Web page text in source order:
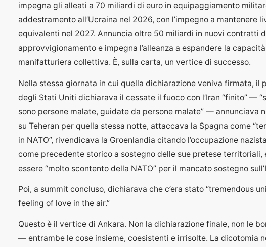
impegna gli alleati a 70 miliardi di euro in equipaggiamento
addestramento all’Ucraina nel 2026, con l’impegno a mantenere
equivalenti nel 2027. Annuncia oltre 50 miliardi in nuovi contratti
approvvigionamento e impegna l’alleanza a espandere la capacità
manifatturiera collettiva. È, sulla carta, un vertice di successo.
Nella stessa giornata in cui quella dichiarazione veniva firmata, il
degli Stati Uniti dichiarava il cessate il fuoco con l’Iran “finito” —
sono persone malate, guidate da persone malate” — annunciava
su Teheran per quella stessa notte, attaccava la Spagna come
in NATO”, rivendicava la Groenlandia citando l’occupazione
come precedente storico a sostegno delle sue pretese territoriali,
essere “molto scontento della NATO” per il mancato sostegno
Poi, a summit concluso, dichiarava che c’era stato “tremendous
feeling of love in the air.”
Questo è il vertice di Ankara. Non la dichiarazione finale, non le
— entrambe le cose insieme, coesistenti e irrisolte. La dicotomia